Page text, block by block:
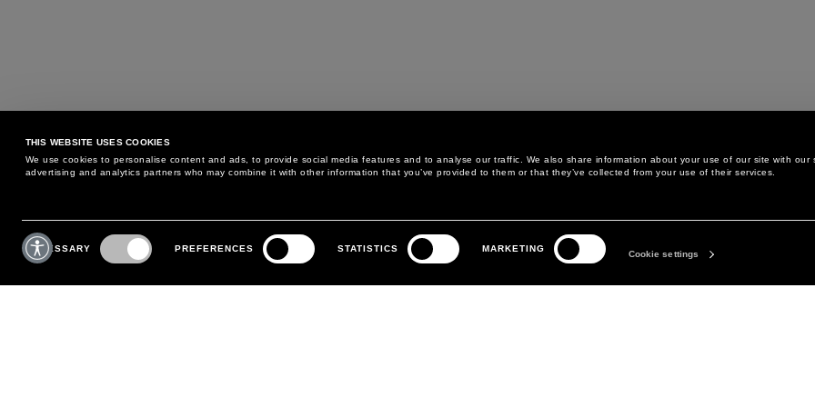
THIS WEBSITE USES COOKIES
We use cookies to personalise content and ads, to provide social media features and to analyse our traffic. We also share information about your use of our site with our
advertising and analytics partners who may combine it with other information that you’ve provided to them or that they’ve collected from your use of their services.
Consent
Selection
NECESSARY PREFERENCES STATISTICS MARKETING
Cookie settings
BESOIN D'AIDE ?
TÉLÉPHONE :
+39 02 8295 6969
DU LUNDI AU VENDREDI
SERVICE CLIENTS
POLITIQUE D'ÉCHANGE ET
LEGAL AREA
POLITIQUE DE
CONFIDENTIALITÉ
LA MARQUE
ABOUT